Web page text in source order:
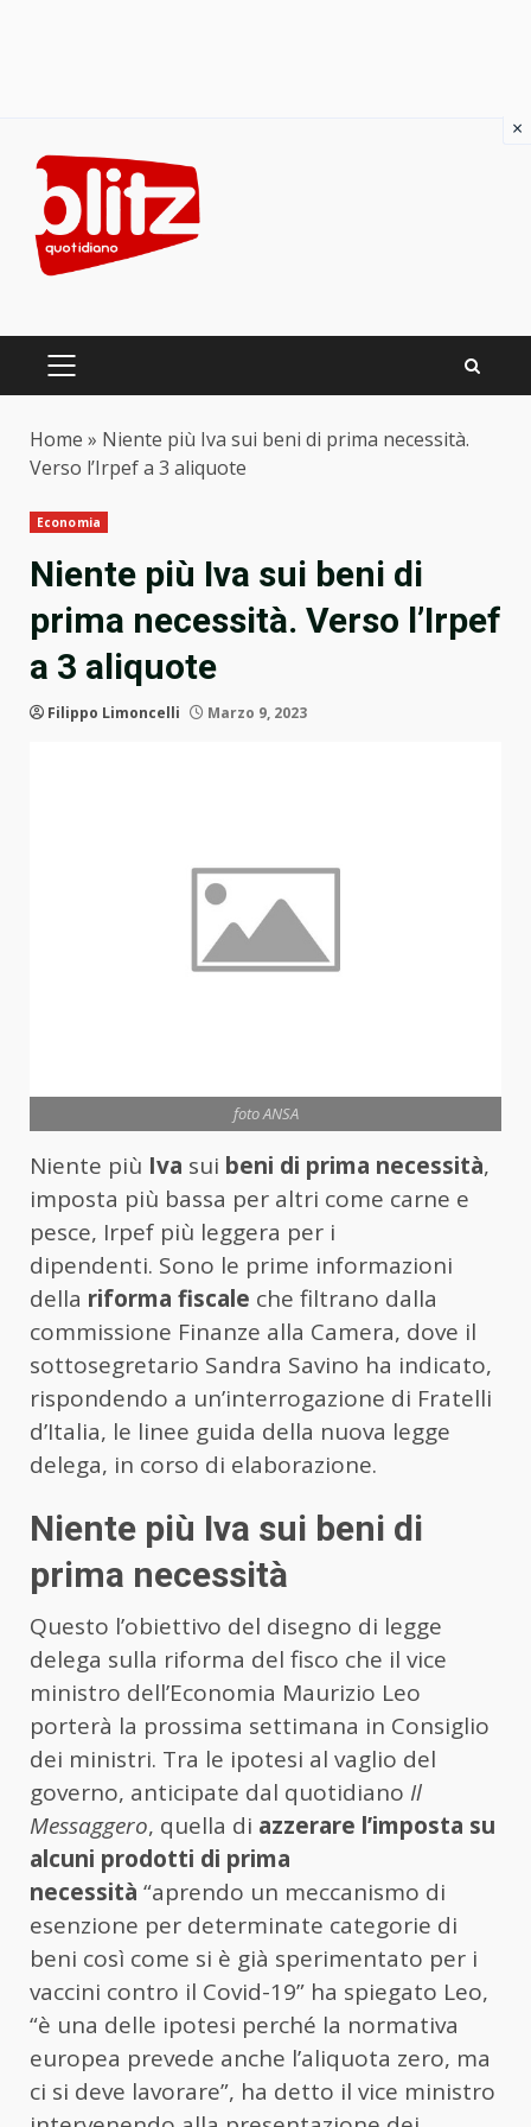
content
PRIMARY
Home » Niente più Iva sui beni di prima necessità.
Verso l’Irpef a 3 aliquote
Economia
Niente più Iva sui beni di
prima necessità. Verso l’Irpef
a 3 aliquote
Filippo Limoncelli Marzo 9, 2023
foto ANSA
Niente più Iva sui beni di prima necessità,
imposta più bassa per altri come carne e
pesce, Irpef più leggera per i
dipendenti. Sono le prime informazioni
della riforma fiscale che filtrano dalla
commissione Finanze alla Camera, dove il
sottosegretario Sandra Savino ha indicato,
rispondendo a un’interrogazione di Fratelli
d’Italia, le linee guida della nuova legge
delega, in corso di elaborazione.
Niente più Iva sui beni di
prima necessità
Questo l’obiettivo del disegno di legge
delega sulla riforma del fisco che il vice
ministro dell’Economia Maurizio Leo
porterà la prossima settimana in Consiglio
dei ministri. Tra le ipotesi al vaglio del
governo, anticipate dal quotidiano Il
Messaggero, quella di azzerare l’imposta su
alcuni prodotti di prima
necessità “aprendo un meccanismo di
esenzione per determinate categorie di
beni così come si è già sperimentato per i
vaccini contro il Covid-19” ha spiegato Leo,
“è una delle ipotesi perché la normativa
europea prevede anche l’aliquota zero, ma
ci si deve lavorare”, ha detto il vice ministro
×